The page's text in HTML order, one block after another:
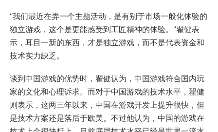
“我们最近在弄一个主题活动，是有别于市场一般化体验的
独立游戏，这个是更能感受到工匠精神的体验。”翟健表
示，耳目一新的东西，才是独立游戏，而不是代表资金和
技术实力缺乏。
谈到中国游戏的优势时，翟健认为，中国游戏符合国内玩
家的文化和心理诉求。而对于中国游戏的技术水平，翟健
则表示，这两三年以来，中国在游戏开发上提升很快，但
是技术方案还是落后于欧美。不过他认为，中国的游戏在